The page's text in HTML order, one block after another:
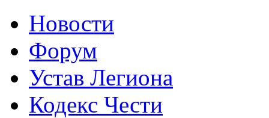
Новости
Форум
Устав Легиона
Кодекс Чести